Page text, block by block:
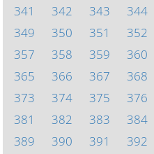
341
342 343 344
349
350 351 352
357
358 359 360
365
366 367 368
373
374 375 376
381
382 383 384
389
390 391 392